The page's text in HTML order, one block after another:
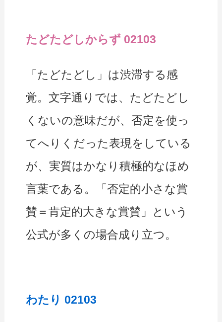
たどたどしからず 02103
「たどたどし」は渋滞する感
覚。文字通りでは、たどたどし
くないの意味だが、否定を使っ
てへりくだった表現をしている
が、実質はかなり積極的なほめ
言葉である。「否定的小さな賞
賛＝肯定的大きな賞賛」という
公式が多くの場合成り立つ。
わたり 02103